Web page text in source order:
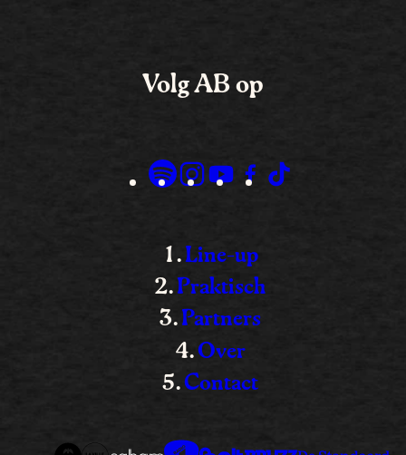
Volg AB op
Line-up
Praktisch
Partners
Over
Contact